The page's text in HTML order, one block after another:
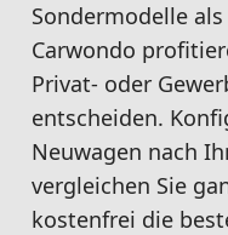
Sondermodelle
Carwondo
Privat- oder
entscheiden.
Neuwagen nach
vergleichen Sie
kostenfrei die